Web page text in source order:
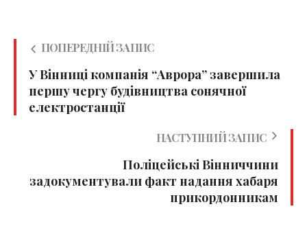
ПОПЕРЕДНІЙ ЗАПИС
У Вінниці компанія “Аврора” завершила
першу чергу будівництва сонячної
електростанції
НАСТУПНИЙ ЗАПИС
Поліцейські Вінниччини
задокументували факт надання хабаря
прикордонникам